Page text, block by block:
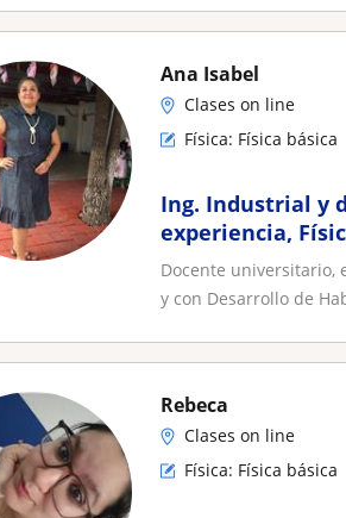
Ana Isabel
Clases on line
Física: Física básica
Ing. Industrial y
experiencia,
preparatoria y
Docente universitario,
y con Desarrollo de
Rebeca
Clases on line
Física: Física básica